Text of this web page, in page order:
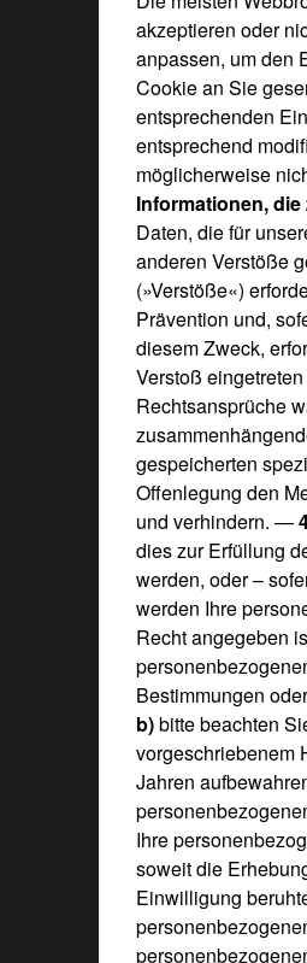
akzeptieren oder
anpassen, um den
Cookie an Sie
entsprechenden
entsprechend
möglicherweise
Informationen,
Daten, die für
anderen Verstöße
(»Verstöße«)
Prävention und,
diesem Zweck,
Verstoß
Rechtsansprüche
gespeicherten
Offenlegung den
und verhindern. —
dies zur Erfüllung
werden, oder –
werden Ihre
Recht angegeben
Bestimmungen
b)bitte beachten
vorgeschriebenem
Jahren
Ihre
soweit die
Einwilligung